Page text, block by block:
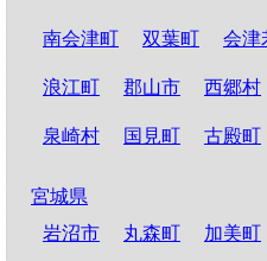
南会津町 双葉町 会津
浪江町 郡山市 西郷村
泉崎村 国見町 古殿町
宮城県
岩沼市
丸森町 加美町